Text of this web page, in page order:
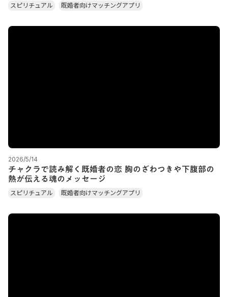
スピリチュアル 既婚者向けマッチングアプリ
2026/5/14
チャクラで読み解く既婚者の恋 胸のざわつきや下腹部の
熱が伝える魂のメッセージ
スピリチュアル 既婚者向けマッチングアプリ